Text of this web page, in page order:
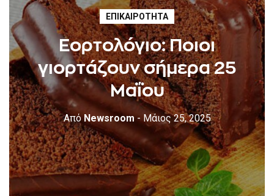
ΕΠΙΚΑΙΡΌΤΗΤΑ
Εορτολόγιο: Ποιοι
γιορτάζουν σήμερα 25
Μαΐου
ΑπόNewsroom - Μάιος 25, 2025